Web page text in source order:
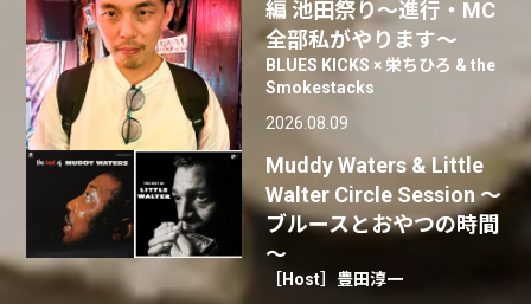
編 池田祭り〜進行・MC
全部私がやります〜
BLUES KICKS × 栄ちひろ & the
Smokestacks
2026.08.09
Muddy Waters & Little
Walter Circle Session ～
ブルースとおやつの時間
～
［Host］豊田淳一